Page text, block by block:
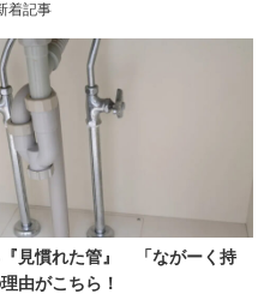
着記事
『見慣れた管』 「ながーく持
由がこちら！